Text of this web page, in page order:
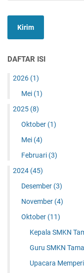
DAFTAR ISI
2026 (1)
Mei (1)
2025 (8)
Oktober (1)
Mei (4)
Februari (3)
2024 (45)
Desember (3)
November (4)
Oktober (11)
Kepala SMKN
Guru SMKN
Upacara